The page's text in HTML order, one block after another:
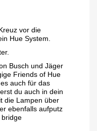
vor die
Hue System.
Busch und Jäger
Friends of Hue
auch für das
du auch in dein
die Lampen über
ebenfalls aufputz